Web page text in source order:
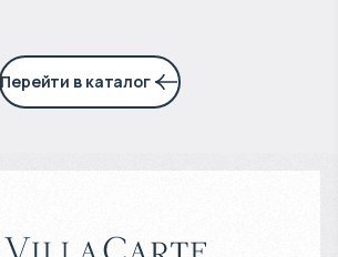
Перейти в каталог